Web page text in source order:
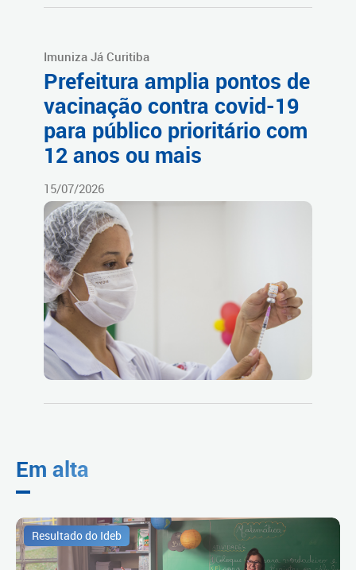
Imuniza Já Curitiba
Prefeitura amplia pontos de
vacinação contra covid-19
para público prioritário com
12 anos ou mais
15/07/2026
Em alta
Resultado do Ideb